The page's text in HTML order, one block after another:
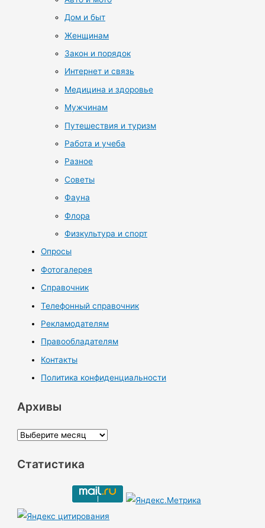
Дом и быт
Женщинам
Закон и порядок
Интернет и связь
Медицина и здоровье
Мужчинам
Путешествия и туризм
Работа и учеба
Разное
Советы
Фауна
Флора
Физкультура и спорт
Опросы
Фотогалерея
Справочник
Телефонный справочник
Рекламодателям
Правообладателям
Контакты
Политика конфиденциальности
Архивы
А
х
ы
Статистика